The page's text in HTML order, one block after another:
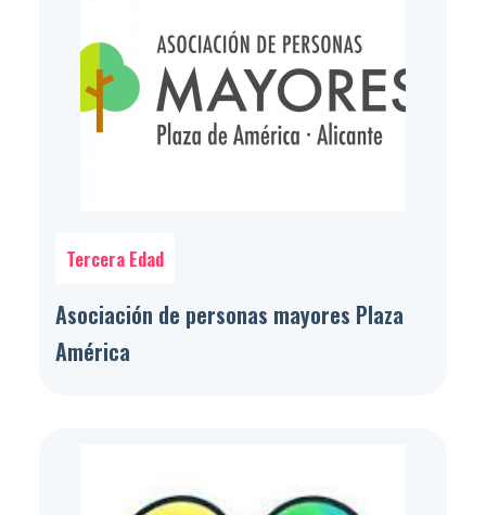
Tercera Edad
Asociación de personas mayores Plaza
América